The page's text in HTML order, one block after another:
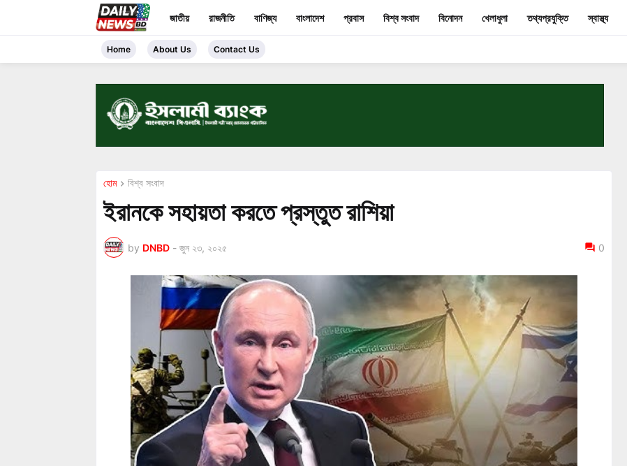
জাতীয় রাজনীতি বাণিজ্য বাংলাদেশ প্রবাস বিশ্ব সংবাদ বিনোদন খেলাধুলা তথ্যপ্রযুক্তি স্বাস্থ্য
Home About Us Contact Us
হোম বিশ্ব সংবাদ
ইরানকে সহায়তা করতে প্রস্তুত রাশিয়া
by DNBD - জুন ২৩, ২০২৫ 0